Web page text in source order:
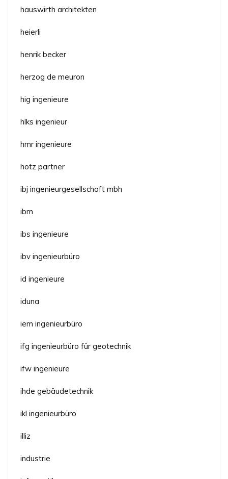
hauswirth architekten
heierli
henrik becker
herzog de meuron
hig ingenieure
hlks ingenieur
hmr ingenieure
hotz partner
ibj ingenieurgesellschaft mbh
ibm
ibs ingenieure
ibv ingenieurbüro
id ingenieure
iduna
iem ingenieurbüro
ifg ingenieurbüro für geotechnik
ifw ingenieure
ihde gebäudetechnik
ikl ingenieurbüro
illiz
industrie